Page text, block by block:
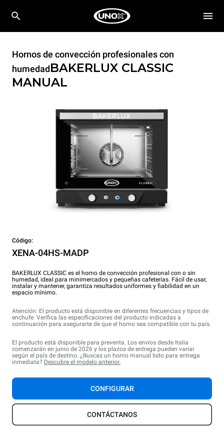
Hornos de convección profesionales con
humedadBAKERLUX CLASSIC
MANUAL
Código:
XENA-04HS-MADP
BAKERLUX CLASSIC es el horno de convección profesional con o sin
humedad, ideal para minimercados y pequeñas cafeterías. Fácil de usar,
instalar y mantener, garantiza resultados uniformes y fiabilidad en un
espacio mínimo.
Atención: El producto está disponible en diferentes frecuencias y tipos de
enchufe. Verifica las especificaciones del producto indicadas a
continuación para asegurarte de que el horno sea compatible con tu país.
El producto está disponible para preventa. Los envíos desde Italia
comenzarán en junio de 2026 y los plazos de entrega pueden variar
según el país de destino. ¿Buscas un horno manual listo para entrega
inmediata? Descubre el modelo anterior.
CONFIGURAR
CONTÁCTANOS